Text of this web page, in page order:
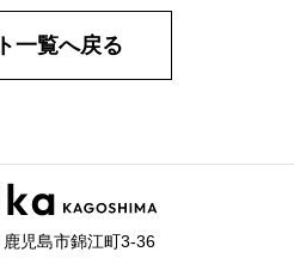
一覧へ戻る
児島市錦江町3-36